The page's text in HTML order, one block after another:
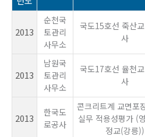
2013
순천국
토관리
사무소
국도15호선 죽산
사
2013
남원국
토관리
사무소
국도17호선 율천
사
2013
한국도
로공사
콘크리트계 교면포
실무 적용성평가 (
정교(강릉))